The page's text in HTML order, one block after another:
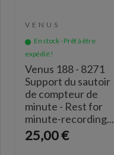
VENUS
En stock - Prêt à être
expédié !
Venus 188 - 8271
Support du sautoir
de compteur de
minute - Rest for
minute-recording...
25,00 €